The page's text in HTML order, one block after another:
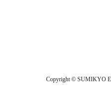
Copyright © SUMIKYO